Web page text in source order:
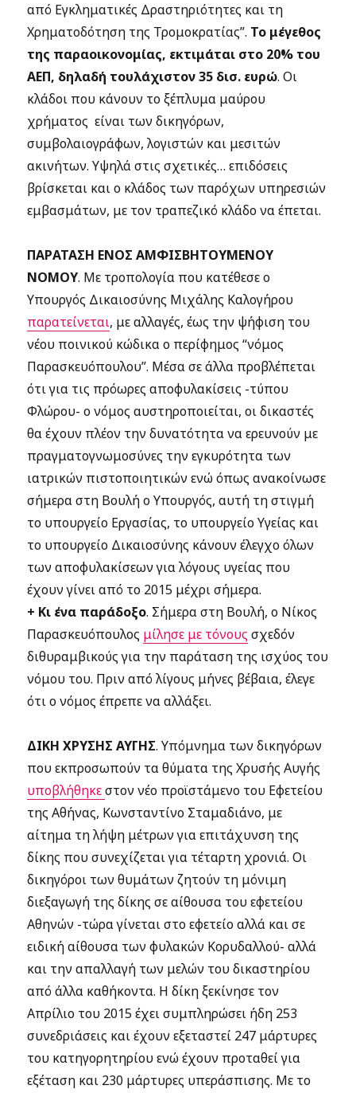
από Εγκληματικές Δραστηριότητες και τη
Χρηματοδότηση της Τρομοκρατίας”. Το μέγεθος
της παραοικονομίας, εκτιμάται στο 20% του
ΑΕΠ, δηλαδή τουλάχιστον 35 δισ. ευρώ. Οι
κλάδοι που κάνουν το ξέπλυμα μαύρου
χρήματος είναι των δικηγόρων,
συμβολαιογράφων, λογιστών και μεσιτών
ακινήτων. Υψηλά στις σχετικές… επιδόσεις
βρίσκεται και ο κλάδος των παρόχων υπηρεσιών
εμβασμάτων, με τον τραπεζικό κλάδο να έπεται.
ΠΑΡΑΤΑΣΗ ΕΝΟΣ ΑΜΦΙΣΒΗΤΟΥΜΕΝΟΥ
ΝΟΜΟΥ. Με τροπολογία που κατέθεσε ο
Υπουργός Δικαιοσύνης Μιχάλης Καλογήρου
παρατείνεται, με αλλαγές, έως την ψήφιση του
νέου ποινικού κώδικα ο περίφημος “νόμος
Παρασκευόπουλου”. Μέσα σε άλλα προβλέπεται
ότι για τις πρόωρες αποφυλακίσεις -τύπου
Φλώρου- ο νόμος αυστηροποιείται, οι δικαστές
θα έχουν πλέον την δυνατότητα να ερευνούν με
πραγματογνωμοσύνες την εγκυρότητα των
ιατρικών πιστοποιητικών ενώ όπως ανακοίνωσε
σήμερα στη Βουλή ο Υπουργός, αυτή τη στιγμή
το υπουργείο Εργασίας, το υπουργείο Υγείας και
το υπουργείο Δικαιοσύνης κάνουν έλεγχο όλων
των αποφυλακίσεων για λόγους υγείας που
έχουν γίνει από το 2015 μέχρι σήμερα.
+ Κι ένα παράδοξο. Σήμερα στη Βουλή, ο Νίκος
Παρασκευόπουλος μίλησε με τόνους σχεδόν
διθυραμβικούς για την παράταση της ισχύος του
νόμου του. Πριν από λίγους μήνες βέβαια, έλεγε
ότι ο νόμος έπρεπε να αλλάξει.
ΔΙΚΗ ΧΡΥΣΗΣ ΑΥΓΗΣ. Υπόμνημα των δικηγόρων
που εκπροσωπούν τα θύματα της Χρυσής Αυγής
υποβλήθηκεστον νέο προϊστάμενο του Εφετείου
της Αθήνας, Κωνσταντίνο Σταμαδιάνο, με
αίτημα τη λήψη μέτρων για επιτάχυνση της
δίκης που συνεχίζεται για τέταρτη χρονιά. Οι
δικηγόροι των θυμάτων ζητούν τη μόνιμη
διεξαγωγή της δίκης σε αίθουσα του εφετείου
Αθηνών -τώρα γίνεται στο εφετείο αλλά και σε
ειδική αίθουσα των φυλακών Κορυδαλλού- αλλά
και την απαλλαγή των μελών του δικαστηρίου
από άλλα καθήκοντα. Η δίκη ξεκίνησε τον
Απρίλιο του 2015 έχει συμπληρώσει ήδη 253
συνεδριάσεις και έχουν εξεταστεί 247 μάρτυρες
του κατηγορητηρίου ενώ έχουν προταθεί για
εξέταση και 230 μάρτυρες υπεράσπισης. Με το